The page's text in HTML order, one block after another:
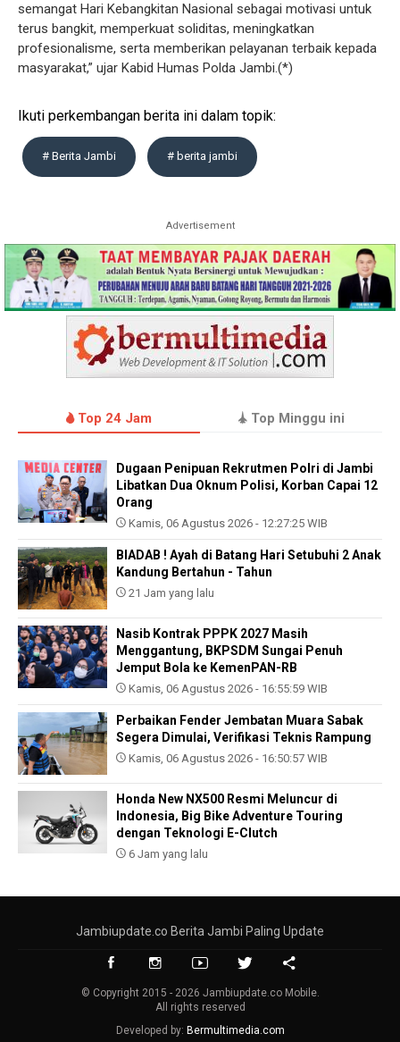
semangat Hari Kebangkitan Nasional sebagai motivasi untuk
terus bangkit, memperkuat soliditas, meningkatkan
profesionalisme, serta memberikan pelayanan terbaik kepada
masyarakat,” ujar Kabid Humas Polda Jambi.(*)
Ikuti perkembangan berita ini dalam topik:
# Berita Jambi # berita jambi
Advertisement
Top 24 Jam Top Minggu ini
Dugaan Penipuan Rekrutmen Polri di Jambi
Libatkan Dua Oknum Polisi, Korban Capai 12
Orang
Kamis, 06 Agustus 2026 - 12:27:25 WIB
BIADAB ! Ayah di Batang Hari Setubuhi 2 Anak
Kandung Bertahun - Tahun
21 Jam yang lalu
Nasib Kontrak PPPK 2027 Masih
Menggantung, BKPSDM Sungai Penuh
Jemput Bola ke KemenPAN-RB
Kamis, 06 Agustus 2026 - 16:55:59 WIB
Perbaikan Fender Jembatan Muara Sabak
Segera Dimulai, Verifikasi Teknis Rampung
Kamis, 06 Agustus 2026 - 16:50:57 WIB
Honda New NX500 Resmi Meluncur di
Indonesia, Big Bike Adventure Touring
dengan Teknologi E-Clutch
6 Jam yang lalu
Jambiupdate.co Berita Jambi Paling Update
© Copyright 2015 - 2026 Jambiupdate.co Mobile.
All rights reserved
Developed by: Bermultimedia.com